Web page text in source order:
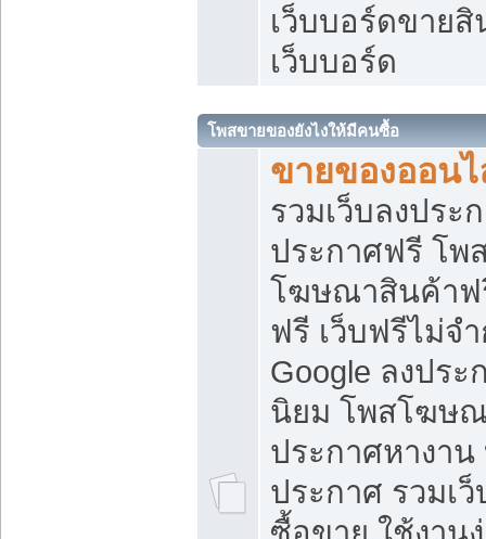
เว็บบอร์ดขาย
เว็บบอร์ด
โพสขายของยังไงให้มีคนซื้อ
ขายของออน
รวมเว็บลงประ
ประกาศฟรี โพ
โฆษณาสินค้าฟ
ฟรี เว็บฟรีไม่จ
Google ลงปร
นิยม โพสโฆษ
ประกาศหางาน
ประกาศ รวมเ